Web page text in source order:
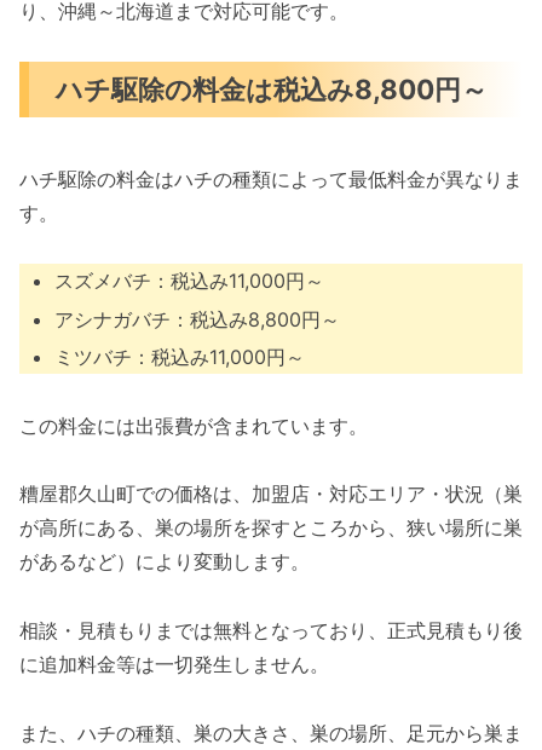
り、沖縄～北海道まで対応可能です。
ハチ駆除の料金は税込み8,800円～
ハチ駆除の料金はハチの種類によって最低料金が異なりま
す。
スズメバチ：税込み11,000円～
アシナガバチ：税込み8,800円～
ミツバチ：税込み11,000円～
この料金には出張費が含まれています。
糟屋郡久山町での価格は、加盟店・対応エリア・状況（巣
が高所にある、巣の場所を探すところから、狭い場所に巣
があるなど）により変動します。
相談・見積もりまでは無料となっており、正式見積もり後
に追加料金等は一切発生しません。
また、ハチの種類、巣の大きさ、巣の場所、足元から巣ま